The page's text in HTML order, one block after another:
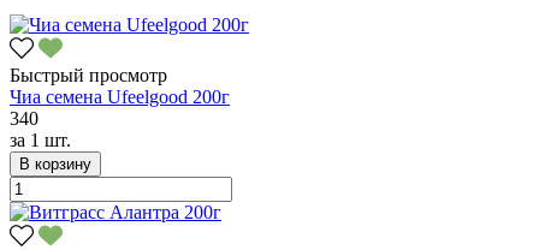
Быстрый просмотр
Чиа семена Ufeelgood 200г
340
за 1 шт.
В корзину